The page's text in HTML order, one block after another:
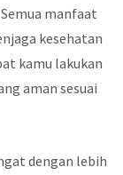
manfaat
kesehatan
kamu lakukan
aman sesuai
dengan lebih